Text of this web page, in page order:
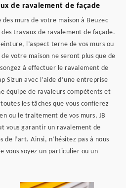
de ravalement de façade
murs de votre maison à Beuzec
des travaux de ravalement de façade.
l’aspect terne de vos murs ou
votre maison ne seront plus que de
à effectuer le ravalement de
Sizun avec l’aide d’une entreprise
équipe de ravaleurs compétents et
les tâches que vous confierez
ou le traitement de vos murs, JB
vous garantir un ravalement de
de l’art. Ainsi, n’hésitez pas à nous
vous soyez un particulier ou un